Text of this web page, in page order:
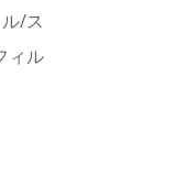
/ス
ィル